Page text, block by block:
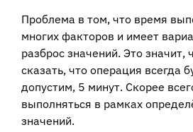
Проблема в том, что время
многих факторов и имеет
разброс значений. Это значит,
сказать, что операция всегда
допустим, 5 минут. Скорее
выполняться в рамках
значений.